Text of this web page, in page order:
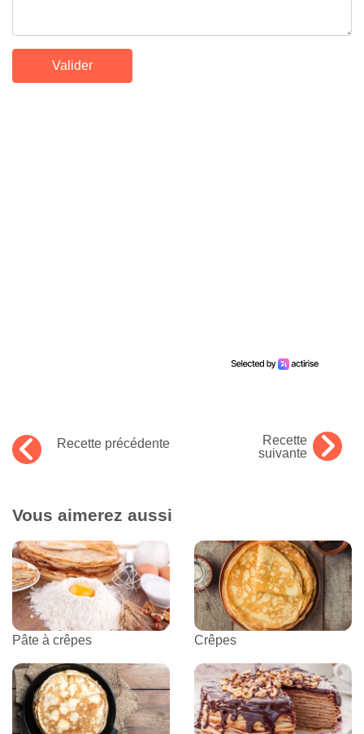
Recette précédente
Recette
suivante
Vous aimerez aussi
Pâte à crêpes Crêpes